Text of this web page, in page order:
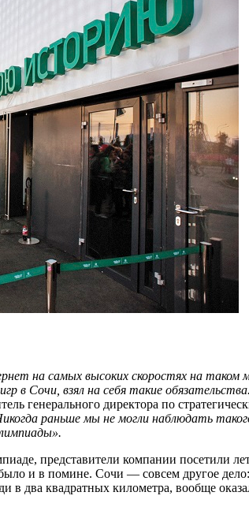
на самых высоких скоростях на
в Сочи, взял на себя такие
генерального директора по
раньше мы не могли наблюдать
представители компании
было и в помине. Сочи — совсем другое
в два квадратных километра, вообще